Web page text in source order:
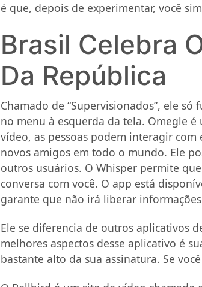
é que, depois de experimentar, você
Brasil Celebra
Da República
Chamado de “Supervisionados”, ele
no menu à esquerda da tela. Omegle
vídeo, as pessoas podem interagir
novos amigos em todo o mundo. Ele
outros usuários. O Whisper permite
conversa com você. O app está
garante que não irá liberar
Ele se diferencia de outros aplicativos
melhores aspectos desse aplicativo é
bastante alto da sua assinatura. Se